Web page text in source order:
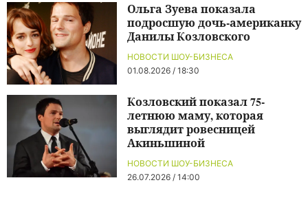
НОВОСТИ ШОУ-БИЗНЕСА
01.08.2026 / 18:30
Ольга Зуева показала
подросшую дочь-американку
Данилы Козловского
НОВОСТИ ШОУ-БИЗНЕСА
26.07.2026 / 14:00
Козловский показал 75-
летнюю маму, которая
выглядит ровесницей
Акиньшиной